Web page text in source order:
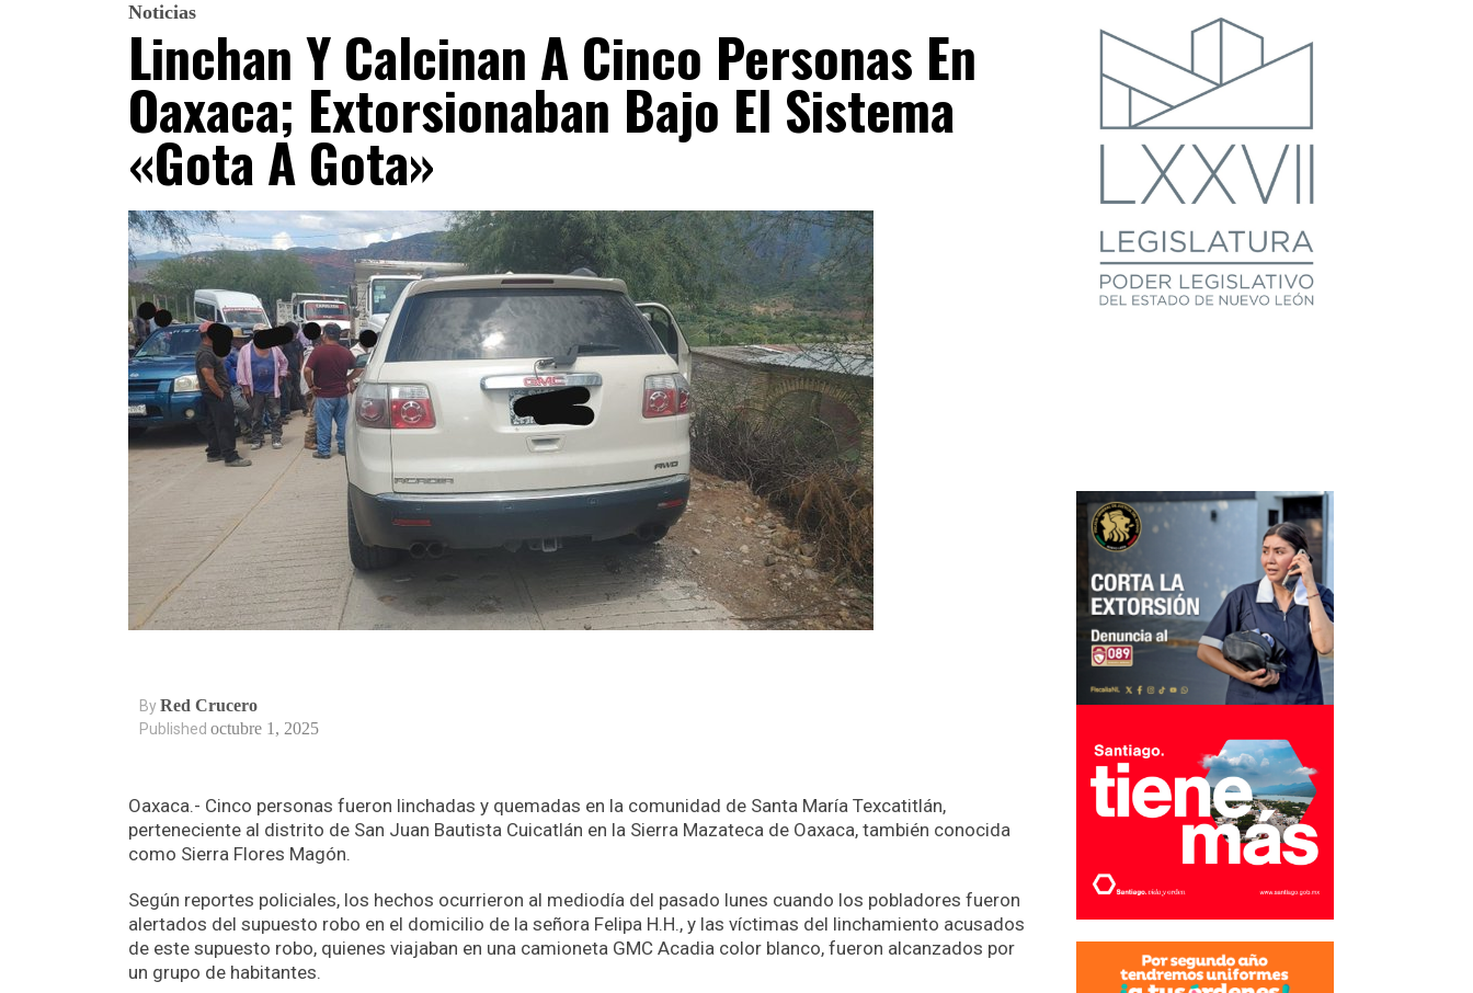
Noticias
Linchan Y Calcinan A Cinco Personas En
Oaxaca; Extorsionaban Bajo El Sistema
«gota A Gota»
ByRed Crucero
Published octubre 1, 2025
Oaxaca.- Cinco personas fueron linchadas y quemadas en la comunidad de Santa María Texcatitlán,
perteneciente al distrito de San Juan Bautista Cuicatlán en la Sierra Mazateca de Oaxaca, también conocida
como Sierra Flores Magón.
Según reportes policiales, los hechos ocurrieron al mediodía del pasado lunes cuando los pobladores fueron
alertados del supuesto robo en el domicilio de la señora Felipa H.H., y las víctimas del linchamiento acusados
de este supuesto robo, quienes viajaban en una camioneta GMC Acadia color blanco, fueron alcanzados por
un grupo de habitantes.